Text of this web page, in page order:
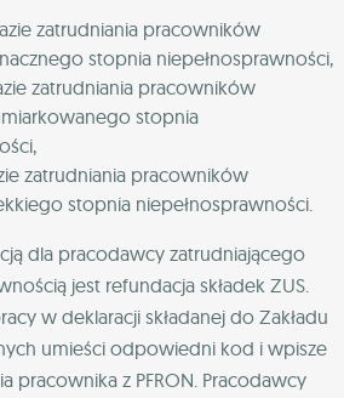
zatrudniania pracowników
stopnia niepełnosprawności,
zatrudniania pracowników
stopnia
zatrudniania pracowników
stopnia niepełnosprawności.
dla pracodawcy zatrudniającego
jest refundacja składek ZUS.
w deklaracji składanej do Zakładu
umieści odpowiedni kod i wpisze
pracownika z PFRON. Pracodawcy